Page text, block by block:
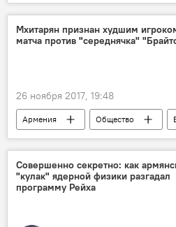
Мхитарян признан худшим
матча против "середнячка"
26 ноября 2017, 19:48
Армения Общество
Спорт
Футболист Генрих Мхитарян: матчи
Совершенно секретно: как
"кулак" ядерной физики разгадал
программу Рейха